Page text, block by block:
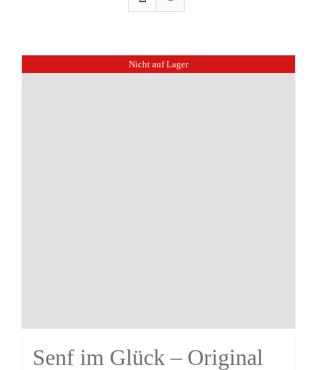
Nicht auf Lager
Senf im Glück – Original